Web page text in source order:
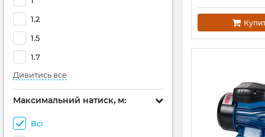
1.2
1.5
1.7
Дивитись все
Максимальний натиск, м:
Всі